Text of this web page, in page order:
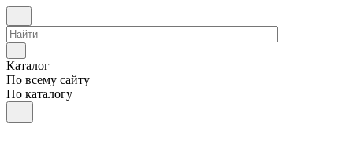
Каталог
По всему сайту
По каталогу